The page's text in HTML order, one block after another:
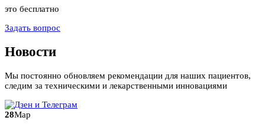
это бесплатно
Задать вопрос
Новости
Мы постоянно обновляем рекомендации для наших пациентов,
следим за техническими и лекарственными инновациями
28Мар